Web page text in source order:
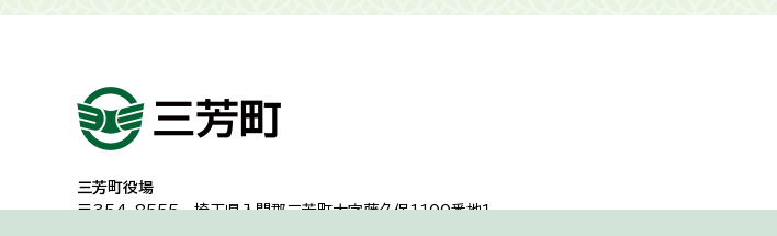
三芳町役場
〒354-8555埼玉県入間郡三芳町大字藤久保1100番地１